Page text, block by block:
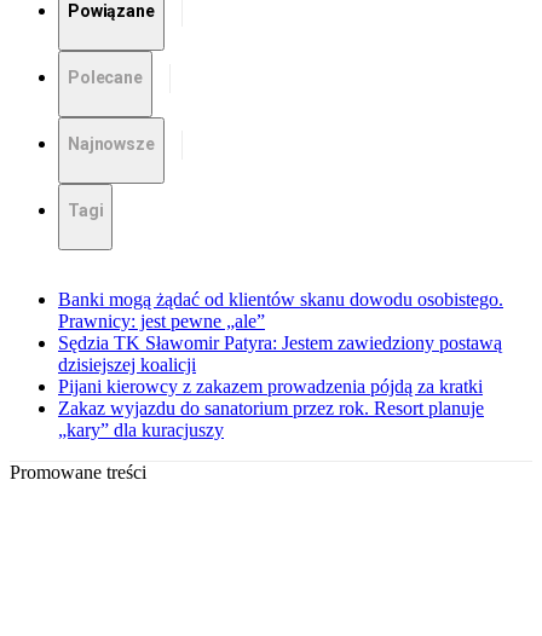
Powiązane
Polecane
Najnowsze
Tagi
Banki mogą żądać od klientów skanu dowodu osobistego.
Prawnicy: jest pewne „ale”
Sędzia TK Sławomir Patyra: Jestem zawiedziony postawą
dzisiejszej koalicji
Pijani kierowcy z zakazem prowadzenia pójdą za kratki
Zakaz wyjazdu do sanatorium przez rok. Resort planuje
„kary” dla kuracjuszy
Promowane treści